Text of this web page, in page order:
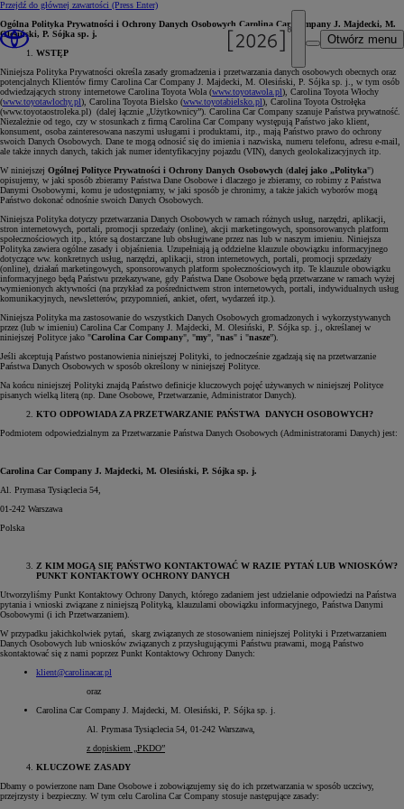
Przejdź do głównej zawartości (Press Enter)
Otwórz menu
Ogólna Polityka Prywatności i Ochrony Danych Osobowych Carolina Car Company J. Majdecki, M.
Olesiński, P. Sójka sp. j.
WSTĘP
Niniejsza Polityka Prywatności określa zasady gromadzenia i przetwarzania danych osobowych obecnych oraz
potencjalnych Klientów firmy Carolina Car Company J. Majdecki, M. Olesiński, P. Sójka sp. j., w tym osób
odwiedzających strony internetowe Carolina Toyota Wola (www.toyotawola.pl), Carolina Toyota Włochy
(www.toyotawlochy.pl), Carolina Toyota Bielsko (www.toyotabielsko.pl), Carolina Toyota Ostrołęka
(www.toyotaostroleka.pl) (dalej łącznie „Użytkownicy”). Carolina Car Company szanuje Państwa prywatność.
Niezależnie od tego, czy w stosunkach z firmą Carolina Car Company występują Państwo jako klient,
konsument, osoba zainteresowana naszymi usługami i produktami, itp., mają Państwo prawo do ochrony
swoich Danych Osobowych. Dane te mogą odnosić się do imienia i nazwiska, numeru telefonu, adresu e-mail,
ale także innych danych, takich jak numer identyfikacyjny pojazdu (VIN), danych geolokalizacyjnych itp.
W niniejszej Ogólnej Polityce Prywatności i Ochrony Danych Osobowych (dalej jako „Polityka")
opisujemy, w jaki sposób zbieramy Państwa Dane Osobowe i dlaczego je zbieramy, co robimy z Państwa
Danymi Osobowymi, komu je udostępniamy, w jaki sposób je chronimy, a także jakich wyborów mogą
Państwo dokonać odnośnie swoich Danych Osobowych.
Niniejsza Polityka dotyczy przetwarzania Danych Osobowych w ramach różnych usług, narzędzi, aplikacji,
stron internetowych, portali, promocji sprzedaży (online), akcji marketingowych, sponsorowanych platform
społecznościowych itp., które są dostarczane lub obsługiwane przez nas lub w naszym imieniu. Niniejsza
Polityka zawiera ogólne zasady i objaśnienia. Uzupełniają ją oddzielne klauzule obowiązku informacyjnego
dotyczące ww. konkretnych usług, narzędzi, aplikacji, stron internetowych, portali, promocji sprzedaży
(online), działań marketingowych, sponsorowanych platform społecznościowych itp. Te klauzule obowiązku
informacyjnego będą Państwu przekazywane, gdy Państwa Dane Osobowe będą przetwarzane w ramach wyżej
wymienionych aktywności (na przykład za pośrednictwem stron internetowych, portali, indywidualnych usług
komunikacyjnych, newsletterów, przypomnień, ankiet, ofert, wydarzeń itp.).
Niniejsza Polityka ma zastosowanie do wszystkich Danych Osobowych gromadzonych i wykorzystywanych
przez (lub w imieniu) Carolina Car Company J. Majdecki, M. Olesiński, P. Sójka sp. j., określanej w
niniejszej Polityce jako "Carolina Car Company", "my", "nas" i "nasze”).
Jeśli akceptują Państwo postanowienia niniejszej Polityki, to jednocześnie zgadzają się na przetwarzanie
Państwa Danych Osobowych w sposób określony w niniejszej Polityce.
Na końcu niniejszej Polityki znajdą Państwo definicje kluczowych pojęć używanych w niniejszej Polityce
pisanych wielką literą (np. Dane Osobowe, Przetwarzanie, Administrator Danych).
KTO ODPOWIADA ZA PRZETWARZANIE PAŃSTWA DANYCH OSOBOWYCH?
Podmiotem odpowiedzialnym za Przetwarzanie Państwa Danych Osobowych (Administratorami Danych) jest:
Carolina Car Company J. Majdecki, M. Olesiński, P. Sójka sp. j.
Al. Prymasa Tysiąclecia 54,
01-242 Warszawa
Polska
Z KIM MOGĄ SIĘ PAŃSTWO KONTAKTOWAĆ W RAZIE PYTAŃ LUB WNIOSKÓW?
PUNKT KONTAKTOWY OCHRONY DANYCH
Utworzyliśmy Punkt Kontaktowy Ochrony Danych, którego zadaniem jest udzielanie odpowiedzi na Państwa
pytania i wnioski związane z niniejszą Polityką, klauzulami obowiązku informacyjnego, Państwa Danymi
Osobowymi (i ich Przetwarzaniem).
W przypadku jakichkolwiek pytań, skarg związanych ze stosowaniem niniejszej Polityki i Przetwarzaniem
Danych Osobowych lub wniosków związanych z przysługującymi Państwu prawami, mogą Państwo
skontaktować się z nami poprzez Punkt Kontaktowy Ochrony Danych:
klient@carolinacar.pl
oraz
Carolina Car Company J. Majdecki, M. Olesiński, P. Sójka sp. j.
Al. Prymasa Tysiąclecia 54, 01-242 Warszawa,
z dopiskiem „PKDO”
KLUCZOWE ZASADY
Dbamy o powierzone nam Dane Osobowe i zobowiązujemy się do ich przetwarzania w sposób uczciwy,
przejrzysty i bezpieczny. W tym celu Carolina Car Company stosuje następujące zasady: